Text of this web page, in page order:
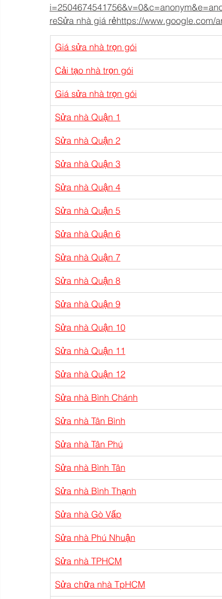
reSửa nhà giá rẻhttps://www.google.com/
Giá sửa nhà trọn gói
Cải tạo nhà trọn gói
Giá sửa nhà trọn gói
Sửa nhà Quận 1
Sửa nhà Quận 2
Sửa nhà Quận 3
Sửa nhà Quận 4
Sửa nhà Quận 5
Sửa nhà Quận 6
Sửa nhà Quận 7
Sửa nhà Quận 8
Sửa nhà Quận 9
Sửa nhà Quận 10
Sửa nhà Quận 11
Sửa nhà Quận 12
Sửa nhà Bình Chánh
Sửa nhà Tân Bình
Sửa nhà Tân Phú
Sửa nhà Bình Tân
Sửa nhà Bình Thạnh
Sửa nhà Gò Vấp
Sửa nhà Phú Nhuận
Sửa nhà TPHCM
Sửa chữa nhà TpHCM